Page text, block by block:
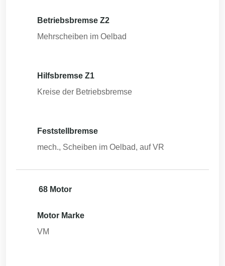
Betriebsbremse Z2
Mehrscheiben im Oelbad
Hilfsbremse Z1
Kreise der Betriebsbremse
Feststellbremse
mech., Scheiben im Oelbad, auf VR
68 Motor
Motor Marke
VM